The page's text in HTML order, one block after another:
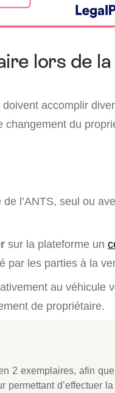
lors de
doivent accomplir
changement du
l’ANTS, seul ou
sur la plateforme un
par les parties à la
au véhicule
de propriétaire.
2 exemplaires, afin
permettant d’effectuer